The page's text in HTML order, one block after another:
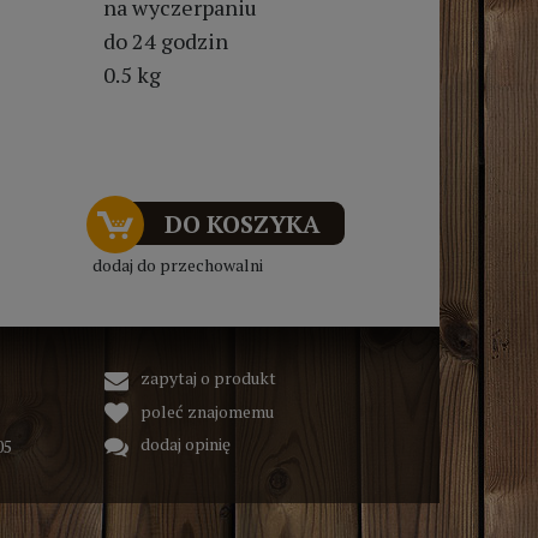
na wyczerpaniu
do 24 godzin
0.5 kg
DO KOSZYKA
dodaj do przechowalni
zapytaj o produkt
poleć znajomemu
dodaj opinię